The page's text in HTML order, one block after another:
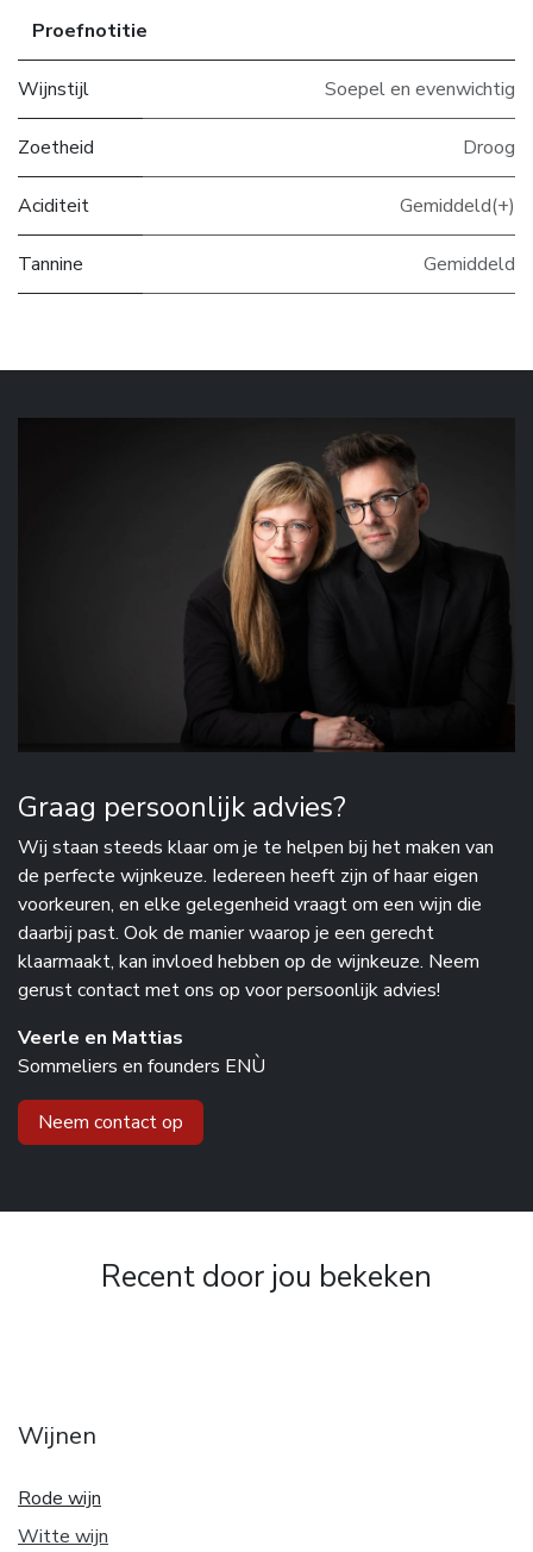
Proefnotitie
Wijnstijl Soepel en evenwichtig
Zoetheid Droog
Aciditeit Gemiddeld(+)
Tannine Gemiddeld
Graag persoonlijk advies?
Wij staan steeds klaar om je te helpen bij het maken van
de perfecte wijnkeuze. Iedereen heeft zijn of haar eigen
voorkeuren, en elke gelegenheid vraagt om een wijn die
daarbij past. Ook de manier waarop je een gerecht
klaarmaakt, kan invloed hebben op de wijnkeuze. Neem
gerust contact met ons op voor persoonlijk advies!
Veerle en Mattias
Sommeliers en founders ENÙ
Neem contact op
Recent door jou bekeken
Wijnen
Rode wijn
Witte wijn